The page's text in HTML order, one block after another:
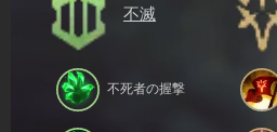
不滅
不死者の握撃